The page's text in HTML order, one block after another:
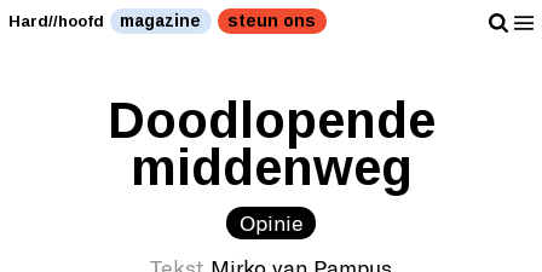
Hard//hoofd magazine steun ons
Doodlopende
middenweg
Opinie
Tekst Mirko van Pampus